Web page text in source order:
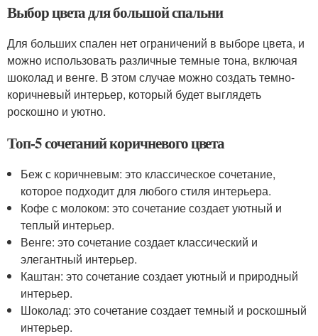
Выбор цвета для большой спальни
Для больших спален нет ограничений в выборе цвета, и
можно использовать различные темные тона, включая
шоколад и венге. В этом случае можно создать темно-
коричневый интерьер, который будет выглядеть
роскошно и уютно.
Топ-5 сочетаний коричневого цвета
Беж с коричневым: это классическое сочетание,
которое подходит для любого стиля интерьера.
Кофе с молоком: это сочетание создает уютный и
теплый интерьер.
Венге: это сочетание создает классический и
элегантный интерьер.
Каштан: это сочетание создает уютный и природный
интерьер.
Шоколад: это сочетание создает темный и роскошный
интерьер.